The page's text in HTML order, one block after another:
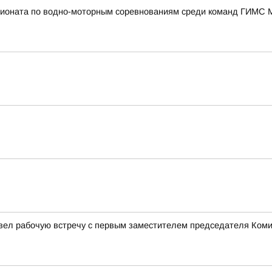
по водно-моторным соревнованиям среди команд ГИМС
рабочую встречу с первым заместителем председателя